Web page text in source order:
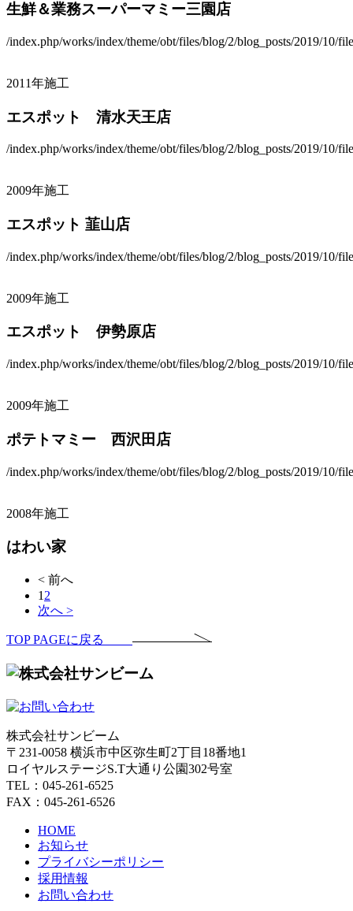
生鮮＆業務スーパーマミー三園店
/index.php/works/index/theme/obt/files/blog/2/blog_posts/2019/10/
2011年施工
エスポット 清水天王店
/index.php/works/index/theme/obt/files/blog/2/blog_posts/2019/10/
2009年施工
エスポット 韮山店
/index.php/works/index/theme/obt/files/blog/2/blog_posts/2019/10/
2009年施工
エスポット 伊勢原店
/index.php/works/index/theme/obt/files/blog/2/blog_posts/2019/10/
2009年施工
ポテトマミー 西沢田店
/index.php/works/index/theme/obt/files/blog/2/blog_posts/2019/10/
2008年施工
はわい家
< 前へ
1 2
次へ >
TOP PAGEに戻る
株式会社サンビーム
〒231-0058 横浜市中区弥生町2丁目18番地1
ロイヤルステージS.T大通り公園302号室
TEL：045-261-6525
FAX：045-261-6526
HOME
お知らせ
プライバシーポリシー
採用情報
お問い合わせ